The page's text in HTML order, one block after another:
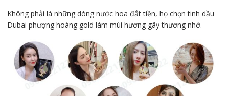
Không phải là những dòng nước hoa đắt tiền, họ chọn tinh dầu
Dubai phượng hoàng gold làm mùi hương gây thương nhớ.